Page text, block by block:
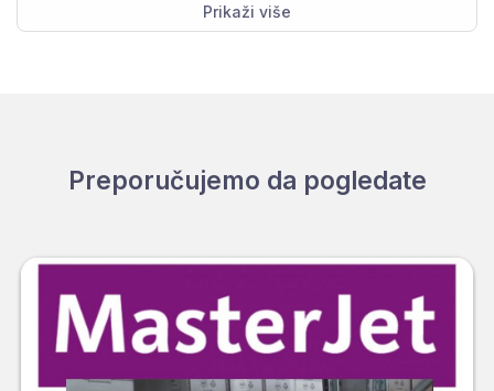
Prikaži više
Preporučujemo da pogledate